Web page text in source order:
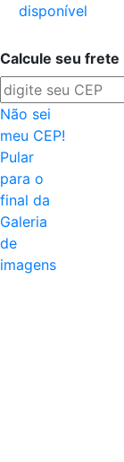
disponível
Calcule seu frete
Não sei
meu CEP!
Pular
para o
final da
Galeria
de
imagens